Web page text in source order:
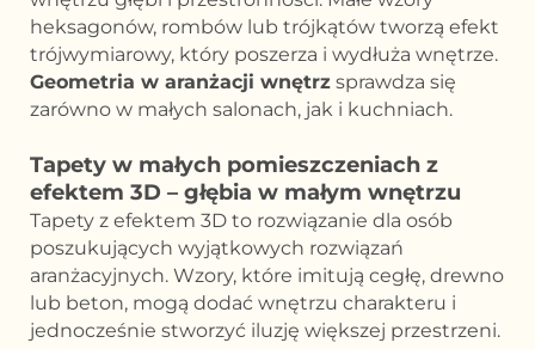
heksagonów, rombów lub trójkątów tworzą efekt
trójwymiarowy, który poszerza i wydłuża wnętrze.
Geometria w aranżacji wnętrz sprawdza się
zarówno w małych salonach, jak i kuchniach.
Tapety w małych pomieszczeniach z
efektem 3D – głębia w małym wnętrzu
Tapety z efektem 3D to rozwiązanie dla osób
poszukujących wyjątkowych rozwiązań
aranżacyjnych. Wzory, które imitują cegłę, drewno
lub beton, mogą dodać wnętrzu charakteru i
jednocześnie stworzyć iluzję większej przestrzeni.